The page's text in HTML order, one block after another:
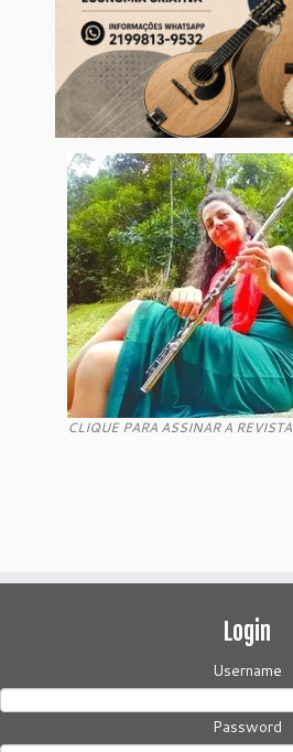
CLIQUE PARA ASSINAR A REVISTA
Login
Username
Password